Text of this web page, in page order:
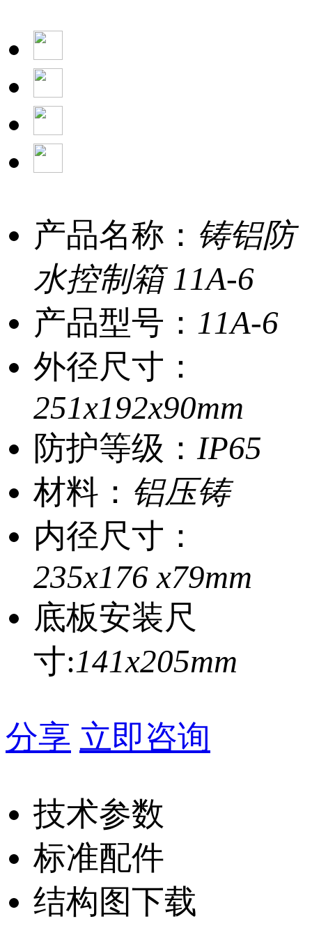
产品名称： 铸铝防
水控制箱 11A-6
产品型号： 11A-6
外径尺寸：
251x192x90mm
防护等级： IP65
材料： 铝压铸
内径尺寸：
235x176 x79mm
底板安装尺
寸:141x205mm
分享 立即咨询
技术参数
标准配件
结构图下载